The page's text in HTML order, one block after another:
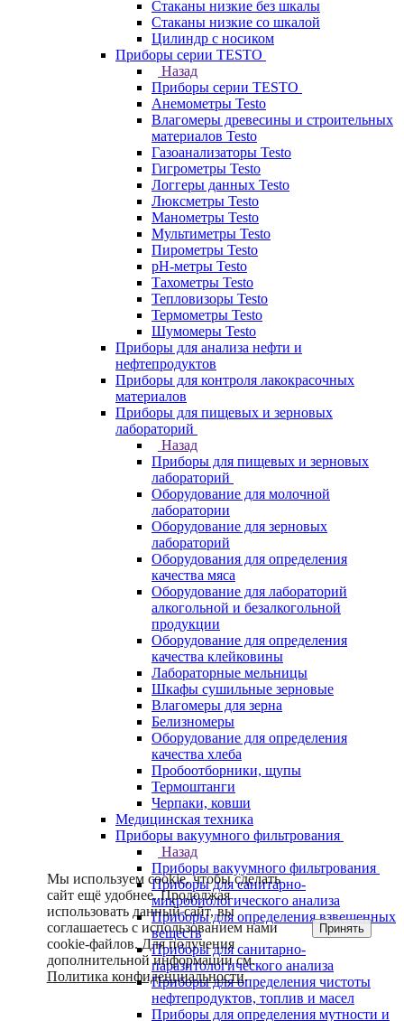
Стаканы низкие без шкалы
Стаканы низкие со шкалой
Цилиндр с носиком
Приборы серии TESTO
Назад
Приборы серии TESTO
Анемометры Testo
Влагомеры древесины и строительных
материалов Testo
Газоанализаторы Testo
Гигрометры Testo
Логгеры данных Testo
Люксметры Testo
Манометры Testo
Мультиметры Testo
Пирометры Testo
pH-метры Testo
Тахометры Testo
Тепловизоры Testo
Термометры Testo
Шумомеры Testo
Приборы для анализа нефти и
нефтепродуктов
Приборы для контроля лакокрасочных
материалов
Приборы для пищевых и зерновых
лабораторий
Назад
Приборы для пищевых и зерновых
лабораторий
Оборудование для молочной
лаборатории
Оборудование для зерновых
лабораторий
Оборудования для определения
качества мяса
Оборудование для лабораторий
алкогольной и безалкогольной
продукции
Оборудование для определения
качества клейковины
Лабораторные мельницы
Шкафы сушильные зерновые
Влагомеры для зерна
Белизномеры
Оборудование для определения
качества хлеба
Пробоотборники, щупы
Термоштанги
Черпаки, ковши
Медицинская техника
Приборы вакуумного фильтрования
Назад
Приборы вакуумного фильтрования
Приборы для санитарно-
микробиологического анализа
Приборы для определения взвешенных
веществ
Приборы для санитарно-
паразитологического анализа
Приборы для определения чистоты
нефтепродуктов, топлив и масел
Приборы для определения мутности и
Мы используем cookie, чтобы сделать
сайт ещё удобнее. Продолжая
использовать данный сайт, вы
соглашаетесь с использованием нами
cookie-файлов. Для получения
дополнительной информации см.
Политика конфиденциальности.
Принять